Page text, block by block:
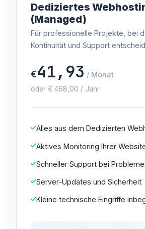
Dediziertes
(Managed)
Für professionelle Projekte, bei
Kontinuität und Support
€41,93 / Monat
oder € 468,00 / Jahr
Alles aus dem Dedizierten
Aktives Monitoring Ihrer
Schneller Support bei
Server-Updates und Sicherheit
Kleine technische Eingriffe